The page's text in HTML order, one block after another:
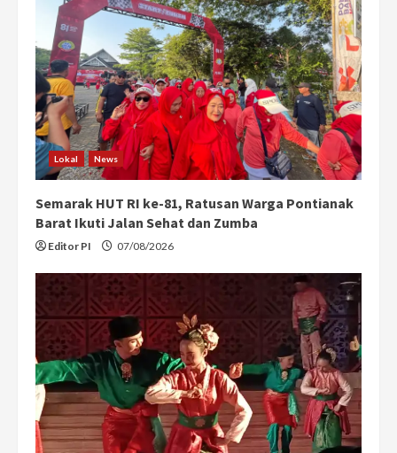
Lokal News
Semarak HUT RI ke-81, Ratusan Warga Pontianak
Barat Ikuti Jalan Sehat dan Zumba
Editor PI 07/08/2026